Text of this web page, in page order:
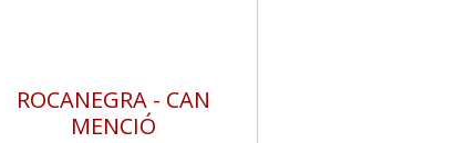
ROCANEGRA - CAN
MENCIÓ